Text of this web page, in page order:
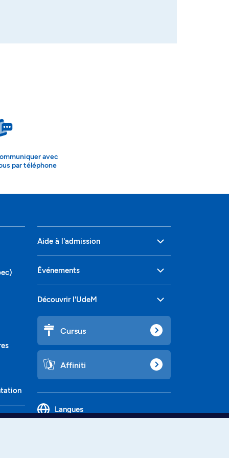
avec
par téléphone
Aide à l'admission
Événements
Découvrir l'UdeM
Cursus
Affiniti
Langues